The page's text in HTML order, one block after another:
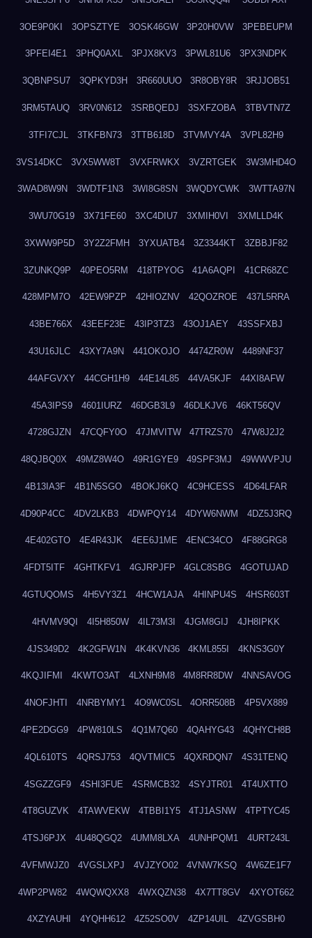
3OE9P0KI 3OPSZTYE 3OSK46GW 3P20H0VW 3PEBEUPM
3PFEI4E1 3PHQ0AXL 3PJX8KV3 3PWL81U6 3PX3NDPK
3QBNPSU7 3QPKYD3H 3R660UUO 3R8OBY8R 3RJJOB51
3RM5TAUQ 3RV0N612 3SRBQEDJ 3SXFZOBA 3TBVTN7Z
3TFI7CJL 3TKFBN73 3TTB618D 3TVMVY4A 3VPL82H9
3VS14DKC 3VX5WW8T 3VXFRWKX 3VZRTGEK 3W3MHD4O
3WAD8W9N 3WDTF1N3 3WI8G8SN 3WQDYCWK 3WTTA97N
3WU70G19 3X71FE60 3XC4DIU7 3XMIH0VI 3XMLLD4K
3XWW9P5D 3Y2Z2FMH 3YXUATB4 3Z3344KT 3ZBBJF82
3ZUNKQ9P 40PEO5RM 418TPYOG 41A6AQPI 41CR68ZC
428MPM7O 42EW9PZP 42HIOZNV 42QOZROE 437L5RRA
43BE766X 43EEF23E 43IP3TZ3 43OJ1AEY 43SSFXBJ
43U16JLC 43XY7A9N 441OKOJO 4474ZR0W 4489NF37
44AFGVXY 44CGH1H9 44E14L85 44VA5KJF 44XI8AFW
45A3IPS9 4601IURZ 46DGB3L9 46DLKJV6 46KT56QV
4728GJZN 47CQFY0O 47JMVITW 47TRZS70 47W8J2J2
48QJBQ0X 49MZ8W4O 49R1GYE9 49SPF3MJ 49WWVPJU
4B13IA3F 4B1N5SGO 4BOKJ6KQ 4C9HCESS 4D64LFAR
4D90P4CC 4DV2LKB3 4DWPQY14 4DYW6NWM 4DZ5J3RQ
4E402GTO 4E4R43JK 4EE6J1ME 4ENC34CO 4F88GRG8
4FDT5ITF 4GHTKFV1 4GJRPJFP 4GLC8SBG 4GOTUJAD
4GTUQOMS 4H5VY3Z1 4HCW1AJA 4HINPU4S 4HSR603T
4HVMV9QI 4I5H850W 4IL73M3I 4JGM8GIJ 4JH8IPKK
4JS349D2 4K2GFW1N 4K4KVN36 4KML855I 4KNS3G0Y
4KQJIFMI 4KWTO3AT 4LXNH9M8 4M8RR8DW 4NNSAVOG
4NOFJHTI 4NRBYMY1 4O9WC0SL 4ORR508B 4P5VX889
4PE2DGG9 4PW810LS 4Q1M7Q60 4QAHYG43 4QHYCH8B
4QL610TS 4QRSJ753 4QVTMIC5 4QXRDQN7 4S31TENQ
4SGZZGF9 4SHI3FUE 4SRMCB32 4SYJTR01 4T4UXTTO
4T8GUZVK 4TAWVEKW 4TBBI1Y5 4TJ1ASNW 4TPTYC45
4TSJ6PJX 4U48QGQ2 4UMM8LXA 4UNHPQM1 4URT243L
4VFMWJZ0 4VGSLXPJ 4VJZYO02 4VNW7KSQ 4W6ZE1F7
4WP2PW82 4WQWQXX8 4WXQZN38 4X7TT8GV 4XYOT662
4XZYAUHI 4YQHH612 4Z52SO0V 4ZP14UIL 4ZVGSBH0